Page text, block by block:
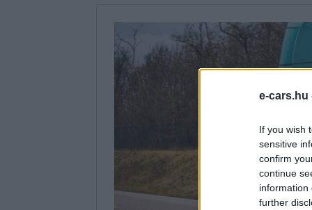
e-cars.hu
If you wish
sensitive
confirm
continue
information
further